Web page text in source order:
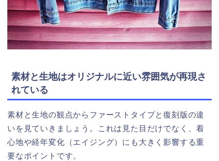
素材と生地はオリジナルに近い雰囲気が再現さ
れている
素材と生地の観点からファーストタイプと復刻版の違
いを見ていきましょう。これは見た目だけでなく、着
心地や経年変化（エイジング）にも大きく影響する重
要なポイントです。